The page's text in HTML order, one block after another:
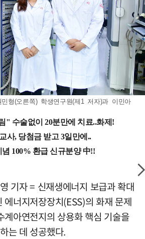
형(오른쪽) 학생연구원(제1 저자)과 이민아
기자 = 신재생에너지 보급과 확대
에너지저장장치(ESS)의 화재 문제
계아연전지의 상용화 핵심 기술을
는 데 성공했다.